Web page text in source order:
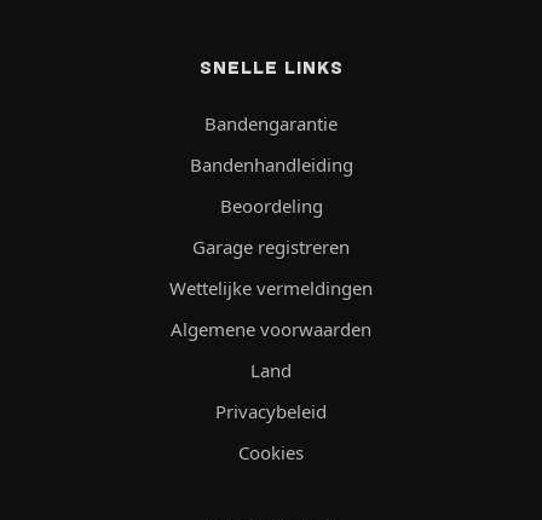
SNELLE LINKS
Bandengarantie
Bandenhandleiding
Beoordeling
Garage registreren
Wettelijke vermeldingen
Algemene voorwaarden
Land
Privacybeleid
Cookies